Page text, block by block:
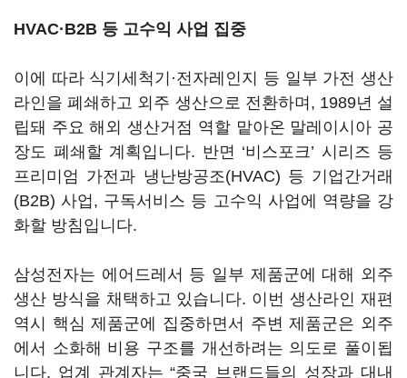
HVAC·B2B 등 고수익 사업 집중
이에 따라 식기세척기·전자레인지 등 일부 가전 생산
라인을 폐쇄하고 외주 생산으로 전환하며, 1989년 설
립돼 주요 해외 생산거점 역할 맡아온 말레이시아 공
장도 폐쇄할 계획입니다. 반면 ‘비스포크’ 시리즈 등
프리미엄 가전과 냉난방공조(HVAC) 등 기업간거래
(B2B) 사업, 구독서비스 등 고수익 사업에 역량을 강
화할 방침입니다.
삼성전자는 에어드레서 등 일부 제품군에 대해 외주
생산 방식을 채택하고 있습니다. 이번 생산라인 재편
역시 핵심 제품군에 집중하면서 주변 제품군은 외주
에서 소화해 비용 구조를 개선하려는 의도로 풀이됩
니다. 업계 관계자는 “중국 브랜드들의 성장과 대내